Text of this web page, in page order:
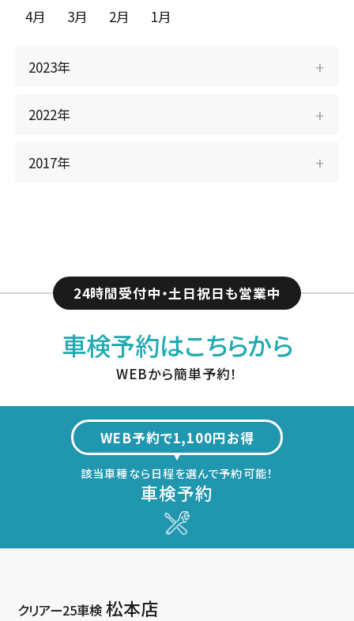
4月 3月 2月 1月
2023年
2022年
2017年
24時間受付中・土日祝日も営業中
車検予約はこちらから
WEBから簡単予約！
WEB予約で1,100円お得
該当車種なら日程を選んで予約可能！
車検予約
クリアー25車検 松本店